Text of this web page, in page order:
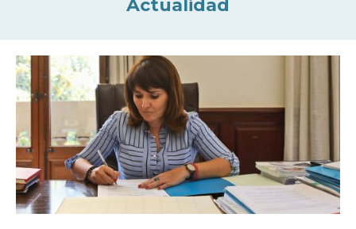
Actualidad